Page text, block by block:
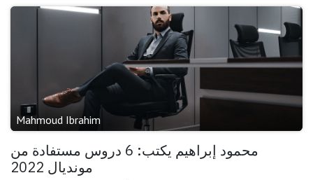
Mahmoud Ibrahim
محمود إبراهيم يكتب: 6 دروس مستفادة من
مونديال 2022